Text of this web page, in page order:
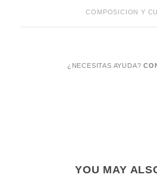
COMPOSICION Y
¿NECESITAS AYUDA?
YOU MAY